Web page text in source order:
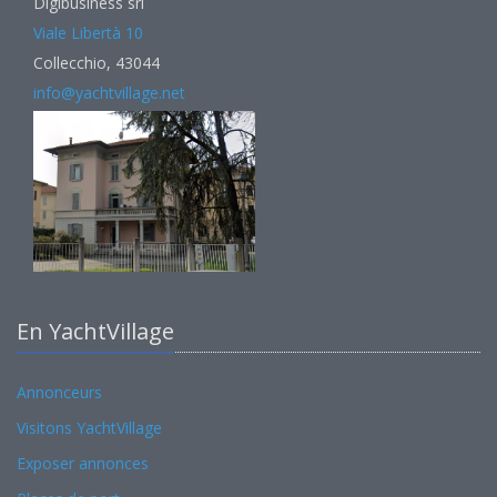
Viale Libertà 10
Collecchio, 43044
info@yachtvillage.net
En YachtVillage
Annonceurs
Visitons YachtVillage
Exposer annonces